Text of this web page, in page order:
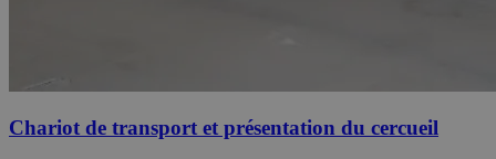
Chariot de transport et présentation du cercueil